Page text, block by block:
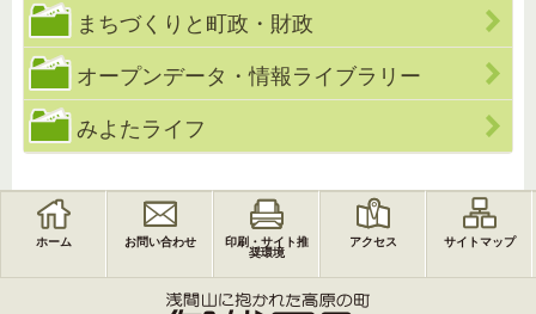
まちづくりと町政・財政
オープンデータ・情報ライブラリー
みよたライフ
ホーム お問い合わせ
印刷・サイト推
奨環境
アクセス サイトマップ